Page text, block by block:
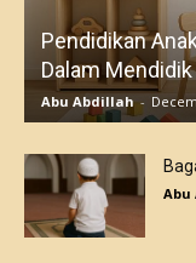
Pendidikan
Dalam
Abu Abdillah -
Abu